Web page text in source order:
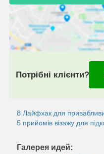
Потрібні клієнти?
8 Лайфхак для
5 прийомів візажу для
Галерея идей: